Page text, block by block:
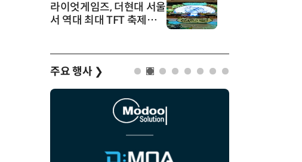
라이엇게임즈, 더현대 서울
서 역대 최대 TFT 축제…
주요 행사 ❯